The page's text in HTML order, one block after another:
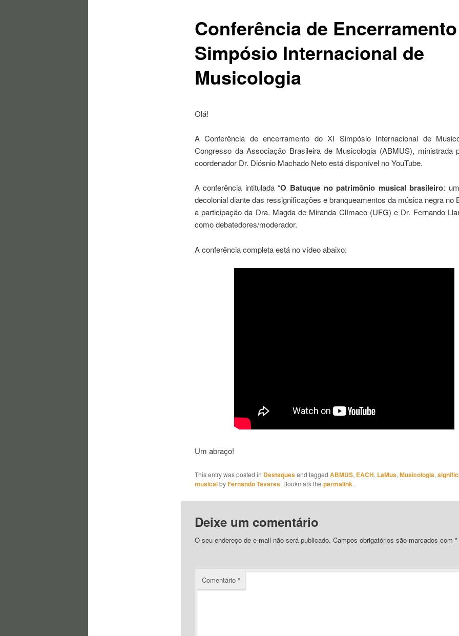
Conferência de
Simpósio Internacional de
Musicologia
Olá!
A Conferência de encerramento do XI Simpósio Internacional de
Congresso da Associação Brasileira de Musicologia (ABMUS), ministrada
coordenador Dr. Diósnio Machado Neto está disponível no YouTube.
A conferência intitulada “O Batuque no patrimônio musical brasileiro:
decolonial diante das ressignificações e branqueamentos da música negra no
a participação da Dra. Magda de Miranda Clímaco (UFG) e Dr. Fernando
como debatedores/moderador.
A conferência completa está no vídeo abaixo:
Um abraço!
This entry was posted in Destaquesand tagged ABMUS, EACH, LaMus, Musicologia,
musicalbyFernando Tavares. Bookmark the permalink.
Deixe um comentário
O seu endereço de e-mail não será publicado. Campos obrigatórios são marcados com *
Comentário *